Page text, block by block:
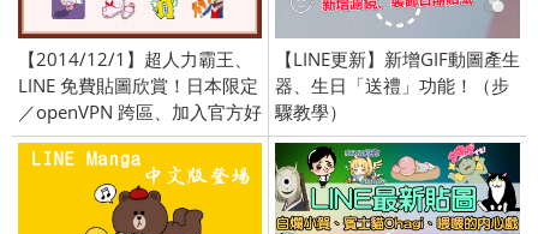
【2014/12/1】超人力霸王、
LINE 免費貼圖欣賞！日本限定
／openVPN 跨區、加入官方好
友
【LINE更新】新增GIF動圖產生
器、生日「送禮」功能！（步
驟教學）